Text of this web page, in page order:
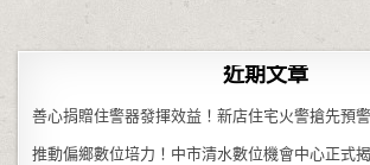
近期文章
善心捐贈住警器發揮效益！新店住宅火警搶先預警
推動偏鄉數位培力！中市清水數位機會中心正式